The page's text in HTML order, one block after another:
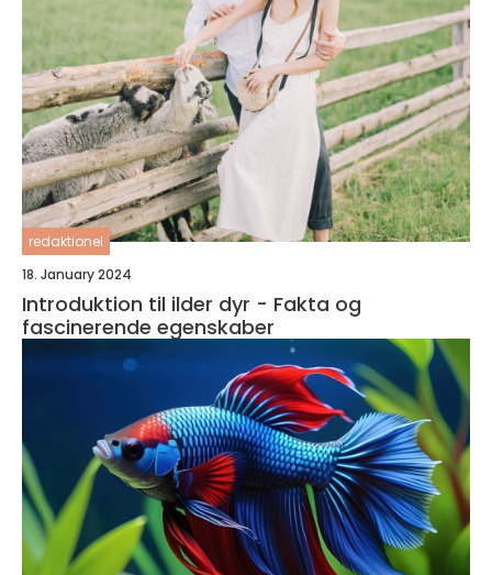
redaktionel
18. January 2024
Introduktion til ilder dyr - Fakta og
fascinerende egenskaber